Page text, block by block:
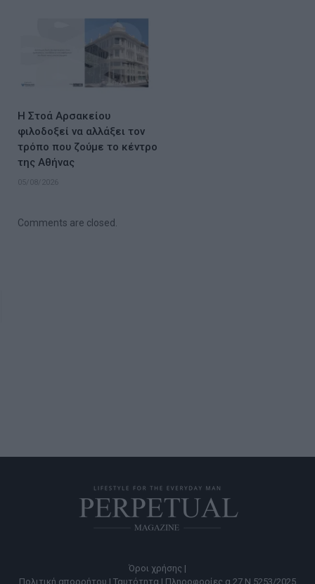
Η Στοά Αρσακείου
φιλοδοξεί να αλλάξει τον
τρόπο που ζούμε το κέντρο
της Αθήνας
05/08/2026
Comments are closed.
Όροι χρήσης |
Πολιτική απορρήτου | Ταυτότητα | Πληροφορίες α.27 Ν.5253/2025